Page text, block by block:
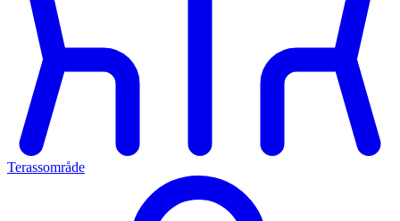
Terassområde